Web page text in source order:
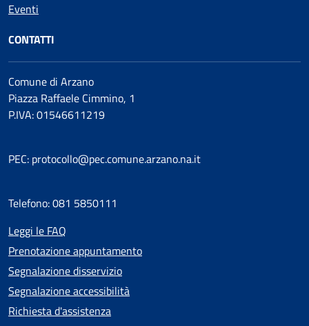
Eventi
CONTATTI
Comune di Arzano
Piazza Raffaele Cimmino, 1
P.IVA: 01546611219
PEC: protocollo@pec.comune.arzano.na.it
Telefono: 081 5850111
Leggi le FAQ
Prenotazione appuntamento
Segnalazione disservizio
Segnalazione accessibilità
Richiesta d'assistenza